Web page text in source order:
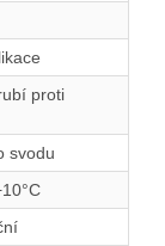
proti
svodu